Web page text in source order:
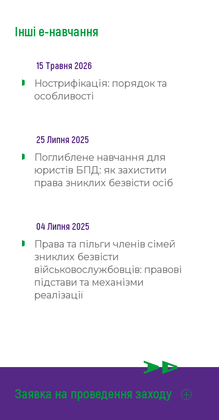
Інші е-навчання
15 Травня 2026
Нострифікація: порядок та
особливості
25 Липня 2025
Поглиблене навчання для
юристів БПД: як захистити
права зниклих безвісти осіб
04 Липня 2025
Права та пільги членів сімей
зниклих безвісти
військовослужбовців: правові
підстави та механізми
реалізації
Заявка на проведення заходу